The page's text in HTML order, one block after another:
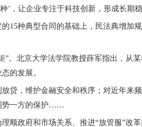
’，让企业专注于科技创新，形成长期
15种典型合同的基础上，民法典增加
。北京大学法学院教授薛军指出，从
的发展。
贷，维护金融安全和秩序；对近年来
势一方的保护……
顺政府和市场关系、推进“放管服”改革